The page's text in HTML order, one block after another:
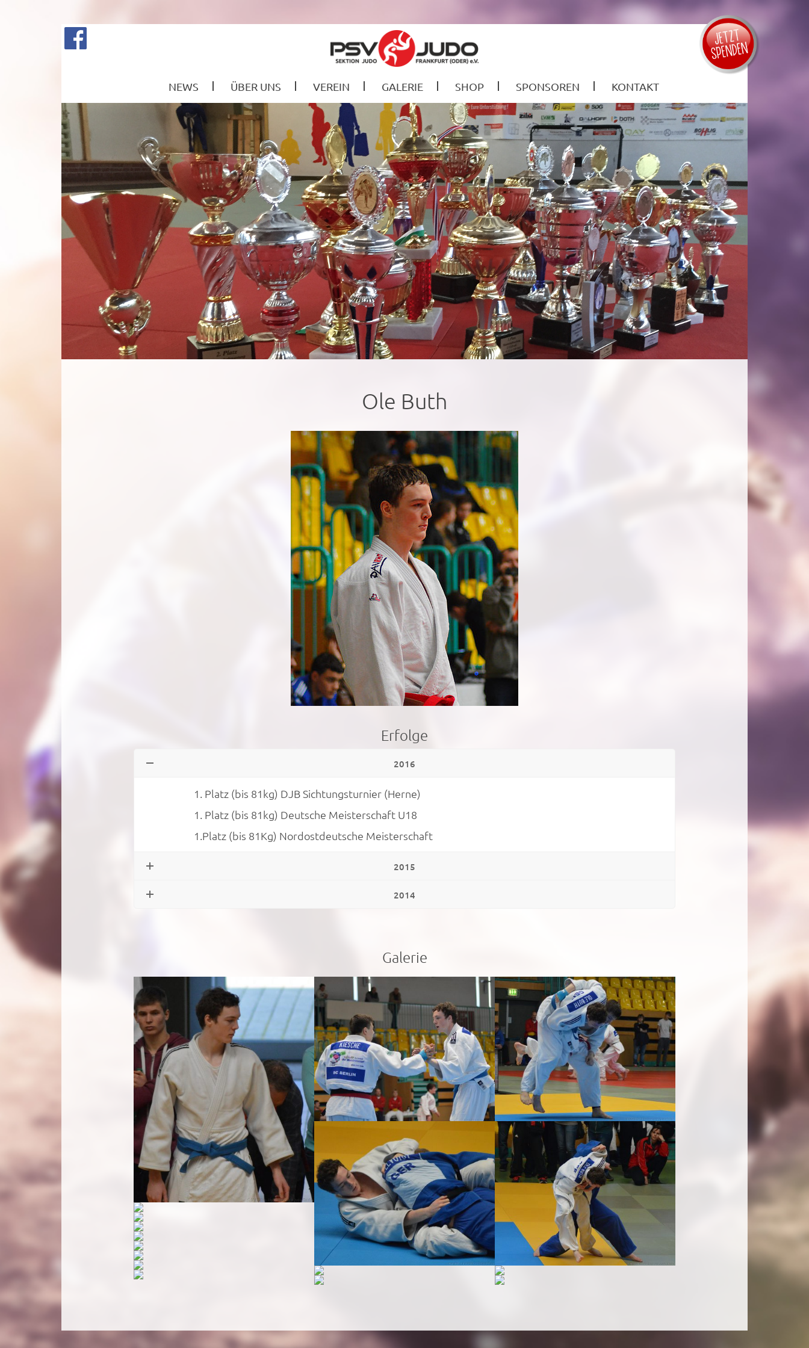
NEWS ÜBER UNS VEREIN GALERIE SHOP SPONSOREN KONTAKT
Ole Buth
Erfolge
2016
1. Platz (bis 81kg) DJB Sichtungsturnier (Herne)
1. Platz (bis 81kg) Deutsche Meisterschaft U18
1.Platz (bis 81Kg) Nordostdeutsche Meisterschaft
2015
2014
Galerie